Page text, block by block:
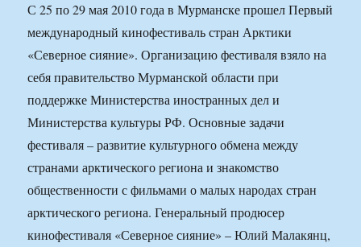
С 25 по 29 мая 2010 года в Мурманске прошел Первый
международный кинофестиваль стран Арктики
«Северное сияние». Организацию фестиваля взяло на
себя правительство Мурманской области при
поддержке Министерства иностранных дел и
Министерства культуры РФ. Основные задачи
фестиваля – развитие культурного обмена между
странами арктического региона и знакомство
общественности с фильмами о малых народах стран
арктического региона. Генеральный продюсер
кинофестиваля «Северное сияние» – Юлий Малакянц,